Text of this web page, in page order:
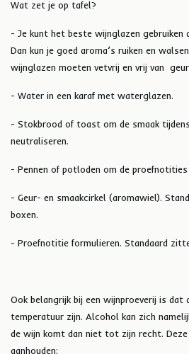
Wat zet je op tafel?
- Je kunt het beste wijnglazen gebruiken
Dan kun je goed aroma’s ruiken en
wijnglazen moeten vetvrij en vrij van
- Water in een karaf met waterglazen.
- Stokbrood of toast om de smaak
neutraliseren.
- Pennen of potloden om de
- Geur- en smaakcirkel (aromawiel).
boxen.
- Proefnotitie formulieren. Standaard
Ook belangrijk bij een wijnproeverij is dat
temperatuur zijn. Alcohol kan zich
de wijn komt dan niet tot zijn recht.
aanhouden: